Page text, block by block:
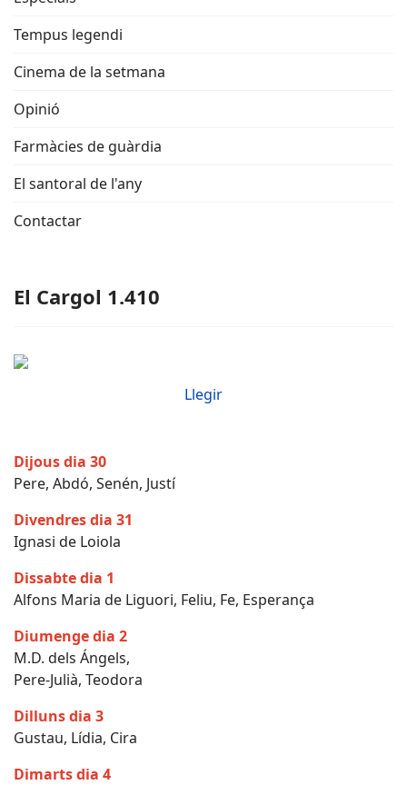
Tempus legendi
Cinema de la setmana
Opinió
Farmàcies de guàrdia
El santoral de l'any
Contactar
El Cargol 1.410
Llegir
Dijous dia 30
Pere, Abdó, Senén, Justí
Divendres dia 31
Ignasi de Loiola
Dissabte dia 1
Alfons Maria de Liguori, Feliu, Fe, Esperança
Diumenge dia 2
M.D. dels Ángels,
Pere-Julià, Teodora
Dilluns dia 3
Gustau, Lídia, Cira
Dimarts dia 4